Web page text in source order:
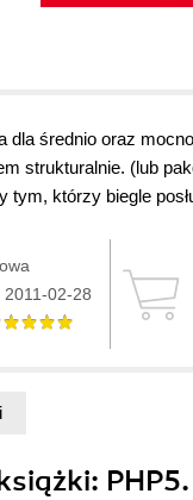
dla średnio oraz
strukturalnie. (lub
tym, którzy biegle
w przystępny
02-28
: